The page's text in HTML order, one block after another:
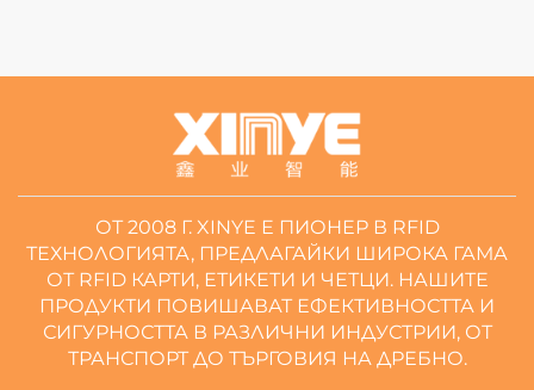
ОТ 2008 Г. XINYE Е ПИОНЕР В RFID
ТЕХНОЛОГИЯТА, ПРЕДЛАГАЙКИ ШИРОКА ГАМА
ОТ RFID КАРТИ, ЕТИКЕТИ И ЧЕТЦИ. НАШИТЕ
ПРОДУКТИ ПОВИШАВАТ ЕФЕКТИВНОСТТА И
СИГУРНОСТТА В РАЗЛИЧНИ ИНДУСТРИИ, ОТ
ТРАНСПОРТ ДО ТЪРГОВИЯ НА ДРЕБНО.